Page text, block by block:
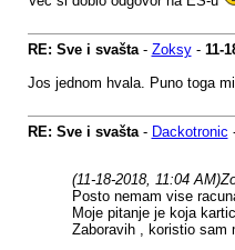
RE: Sve i svašta- Zoksy- 11-
Jos jednom hvala. Puno toga
RE: Sve i svašta- Dackotronic
(11-18-2018, 11:04 AM)
Posto nemam vise
Moje pitanje je koja
Zaboravih , koristio sam